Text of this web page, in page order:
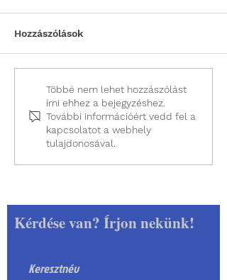
Laparoszkópos
ivartalanítás utáni mini,
a sebről készült videók
Hozzászólások
Többé nem lehet hozzászólást
írni ehhez a bejegyzéshez.
További információért vedd fel a
kapcsolatot a webhely
tulajdonosával.
Kérdése van? Írjon nekünk!